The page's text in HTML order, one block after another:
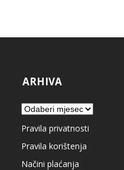
ARHIVA
Arhiva
Pravila privatnosti
Pravila korištenja
Načini plaćanja